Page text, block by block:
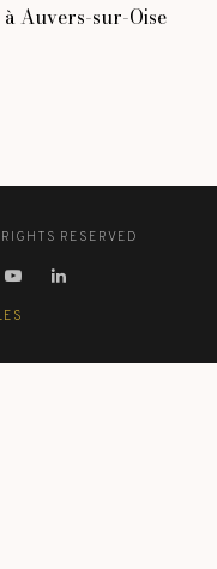
Auvers-sur-Oise
RESERVED